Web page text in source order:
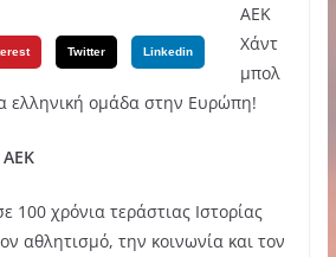
Twitter Linkedin
AEK
Χάντ
μπολ
ελληνική ομάδα στην Ευρώπη!
χρόνια τεράστιας Ιστορίας
αθλητισμό, την κοινωνία και τον